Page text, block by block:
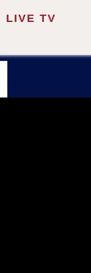
LIVE TV